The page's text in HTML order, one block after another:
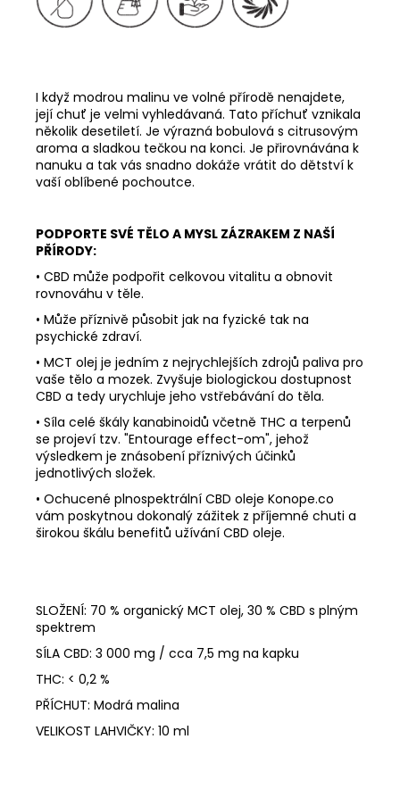
I když modrou malinu ve volné přírodě nenajdete,
její chuť je velmi vyhledávaná. Tato příchuť vznikala
několik desetiletí. Je výrazná bobulová s citrusovým
aroma a sladkou tečkou na konci. Je přirovnávána k
nanuku a tak vás snadno dokáže vrátit do dětství k
vaší oblíbené pochoutce.
PODPORTE SVÉ TĚLO A MYSL ZÁZRAKEM Z NAŠÍ
PŘÍRODY:
• CBD může podpořit celkovou vitalitu a obnovit
rovnováhu v těle.
• Může příznivě působit jak na fyzické tak na
psychické zdraví.
• MCT olej je jedním z nejrychlejších zdrojů paliva pro
vaše tělo a mozek. Zvyšuje biologickou dostupnost
CBD a tedy urychluje jeho vstřebávání do těla.
• Síla celé škály kanabinoidů včetně THC a terpenů
se projeví tzv. "Entourage effect-om", jehož
výsledkem je znásobení příznivých účinků
jednotlivých složek.
• Ochucené plnospektrální CBD oleje Konope.co
vám poskytnou dokonalý zážitek z příjemné chuti a
širokou škálu benefitů užívání CBD oleje.
SLOŽENÍ: 70 % organický MCT olej, 30 % CBD s plným
spektrem
SÍLA CBD: 3 000 mg / cca 7,5 mg na kapku
THC: < 0,2 %
PŘÍCHUT: Modrá malina
VELIKOST LAHVIČKY: 10 ml